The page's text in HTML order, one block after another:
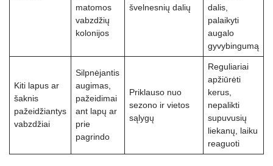
matomos
vabzdžių
kolonijos
švelnesnių dalių
dalis,
palaikyti
augalo
gyvybingumą
Kiti lapus ar
šaknis
pažeidžiantys
vabzdžiai
Silpnėjantis
augimas,
pažeidimai
ant lapų ar
prie
pagrindo
Priklauso nuo
sezono ir vietos
sąlygų
Reguliariai
apžiūrėti
kerus,
nepalikti
supuvusių
liekanų, laiku
reaguoti